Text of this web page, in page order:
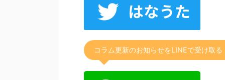
コラム更新のお知らせをLINEで受け取る